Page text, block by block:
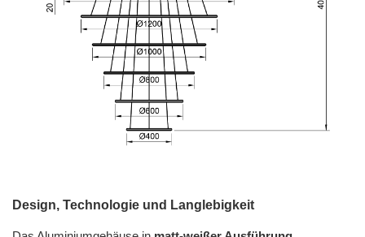
Design, Technologie und Langlebigkeit